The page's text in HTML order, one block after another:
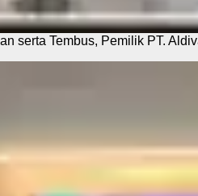
serta Tembus, Pemilik PT.